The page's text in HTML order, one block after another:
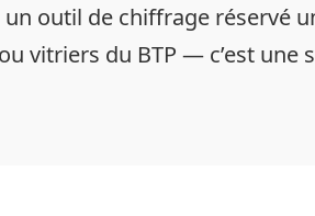
un outil de chiffrage réservé
vitriers du BTP — c’est une